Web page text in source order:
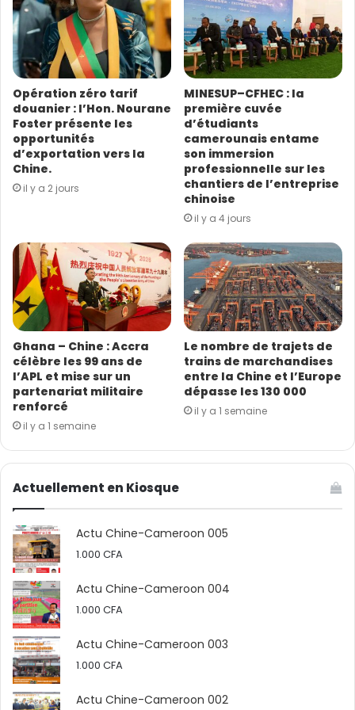
En rappel, le partenariat entre le MINDEF et la Gaoda
dure de depuis 2018, date de la création de cette
société chinoise spécialisée dans l’exploitation des
massifs rocheux et des métaux non-ferreux, et dans la
production et la commercialisation des matériaux de
construction moderne à l’échelle internationale. Elle
a
d
r
e
s
s
e
E
m
a
l
Opération zéro tarif
douanier : l’Hon. Nourane
Foster présente les
opportunités
d’exportation vers la
Chine.
il y a 2 jours
MINESUP–CFHEC : la
première cuvée
d’étudiants
camerounais entame
son immersion
professionnelle sur les
chantiers de l’entreprise
chinoise
il y a 4 jours
Ghana – Chine : Accra
célèbre les 99 ans de
l’APL et mise sur un
partenariat militaire
renforcé
il y a 1 semaine
Le nombre de trajets de
trains de marchandises
entre la Chine et l’Europe
dépasse les 130 000
il y a 1 semaine
Actuellement en Kiosque
Actu Chine-Cameroon 005
1.000 CFA
Actu Chine-Cameroon 004
1.000 CFA
Actu Chine-Cameroon 003
1.000 CFA
Actu Chine-Cameroon 002